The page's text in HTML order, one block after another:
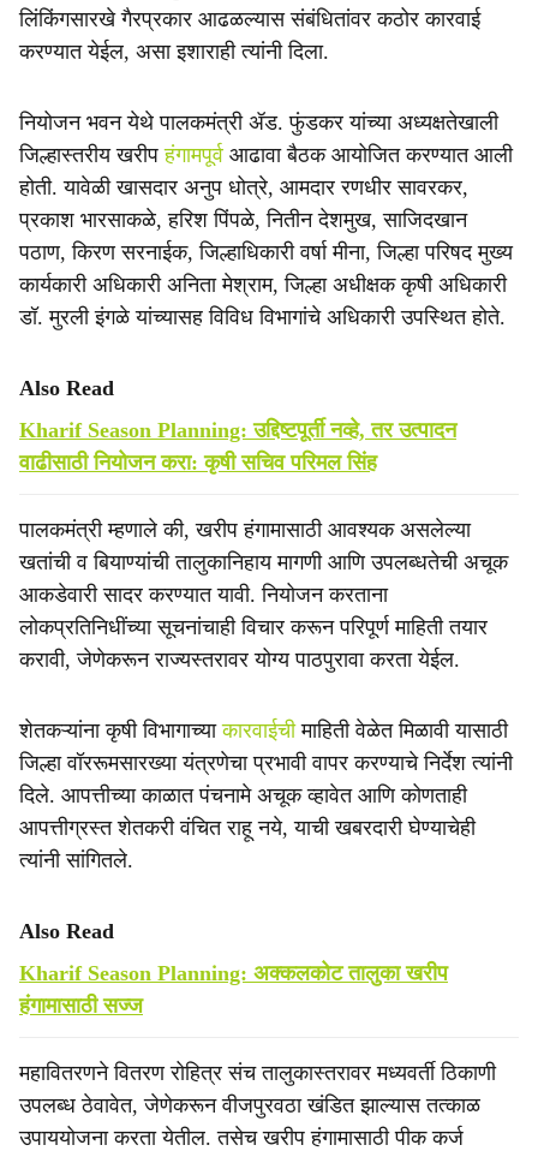
लिंकिंगसारखे गैरप्रकार आढळल्यास संबंधितांवर कठोर कारवाई
करण्यात येईल, असा इशाराही त्यांनी दिला.
नियोजन भवन येथे पालकमंत्री ॲड. फुंडकर यांच्या अध्यक्षतेखाली
जिल्हास्तरीय खरीपहंगामपूर्व आढावा बैठक आयोजित करण्यात आली
होती. यावेळी खासदार अनुप धोत्रे, आमदार रणधीर सावरकर,
प्रकाश भारसाकळे, हरिश पिंपळे, नितीन देशमुख, साजिदखान
पठाण, किरण सरनाईक, जिल्हाधिकारी वर्षा मीना, जिल्हा परिषद मुख्य
कार्यकारी अधिकारी अनिता मेश्राम, जिल्हा अधीक्षक कृषी अधिकारी
डॉ. मुरली इंगळे यांच्यासह विविध विभागांचे अधिकारी उपस्थित होते.
Also Read
Kharif Season Planning: उद्दिष्टपूर्ती नव्हे, तर उत्पादन
वाढीसाठी नियोजन करा: कृषी सचिव परिमल सिंह
पालकमंत्री म्हणाले की, खरीप हंगामासाठी आवश्यक असलेल्या
खतांची व बियाण्यांची तालुकानिहाय मागणी आणि उपलब्धतेची अचूक
आकडेवारी सादर करण्यात यावी. नियोजन करताना
लोकप्रतिनिधींच्या सूचनांचाही विचार करून परिपूर्ण माहिती तयार
करावी, जेणेकरून राज्यस्तरावर योग्य पाठपुरावा करता येईल.
शेतकऱ्यांना कृषी विभागाच्याकारवाईचीमाहिती वेळेत मिळावी यासाठी
जिल्हा वॉररूमसारख्या यंत्रणेचा प्रभावी वापर करण्याचे निर्देश त्यांनी
दिले. आपत्तीच्या काळात पंचनामे अचूक व्हावेत आणि कोणताही
आपत्तीग्रस्त शेतकरी वंचित राहू नये, याची खबरदारी घेण्याचेही
त्यांनी सांगितले.
Also Read
Kharif Season Planning: अक्कलकोट तालुका खरीप
हंगामासाठी सज्ज
महावितरणने वितरण रोहित्र संच तालुकास्तरावर मध्यवर्ती ठिकाणी
उपलब्ध ठेवावेत, जेणेकरून वीजपुरवठा खंडित झाल्यास तत्काळ
उपाययोजना करता येतील. तसेच खरीप हंगामासाठी पीक कर्ज